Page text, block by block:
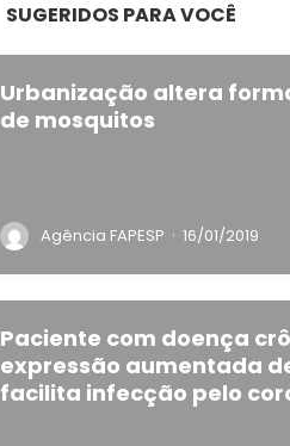
SUGERIDOS PARA VOCÊ
Urbanização altera
de mosquitos
Agência FAPESP · 16/01/2019
Paciente com doença
expressão aumentada
facilita infecção pelo